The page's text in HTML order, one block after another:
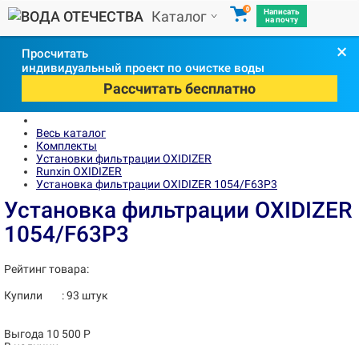
Каталог 0
Написать
на почту
Просчитать
индивидуальный проект по очистке воды
Рассчитать бесплатно
×
Весь каталог
Комплекты
Установки фильтрации OXIDIZER
Runxin OXIDIZER
Установка фильтрации OXIDIZER 1054/F63P3
Установка фильтрации OXIDIZER
1054/F63P3
Рейтинг товара:
Купили :93 штук
Выгода 10 500 Р